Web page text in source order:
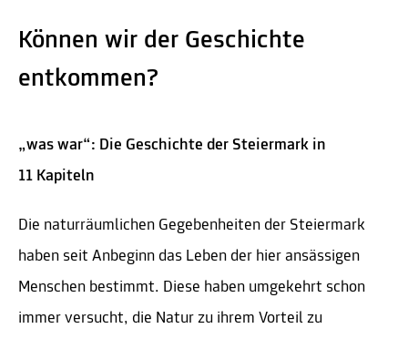
Können wir der Geschichte
entkommen?
„was war“: Die Geschichte der Steiermark in
11 Kapiteln
Die naturräumlichen Gegebenheiten der Steiermark
haben seit Anbeginn das Leben der hier ansässigen
Menschen bestimmt. Diese haben umgekehrt schon
immer versucht, die Natur zu ihrem Vorteil zu